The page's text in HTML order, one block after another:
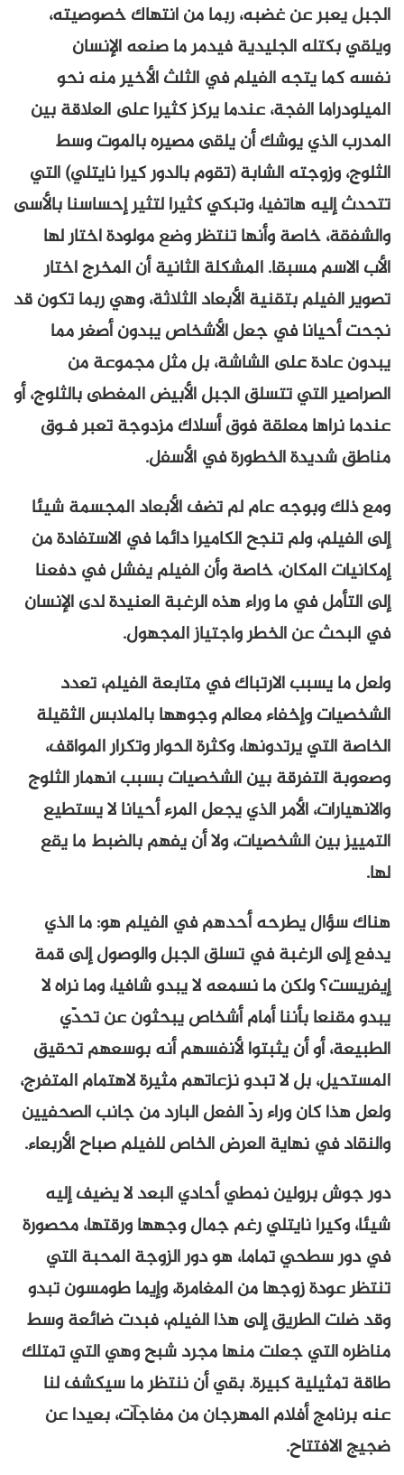
الجبل يعبر عن غضبه، ربما من انتهاك خصوصيته،
ويلقي بكتله الجليدية فيدمر ما صنعه الإنسان
نفسه كما يتجه الفيلم في الثلث الأخير منه نحو
الميلودراما الفجة، عندما يركز كثيرا على العلاقة بين
المدرب الذي يوشك أن يلقى مصيره بالموت وسط
الثلوج، وزوجته الشابة (تقوم بالدور كيرا نايتلي) التي
تتحدث إليه هاتفيا، وتبكي كثيرا لتثير إحساسنا بالأسى
والشفقة، خاصة وأنها تنتظر وضع مولودة اختار لها
الأب الاسم مسبقا. المشكلة الثانية أن المخرج اختار
تصوير الفيلم بتقنية الأبعاد الثلاثة، وهي ربما تكون قد
نجحت أحيانا في جعل الأشخاص يبدون أصغر مما
يبدون عادة على الشاشة، بل مثل مجموعة من
الصراصير التي تتسلق الجبل الأبيض المغطى بالثلوج، أو
عندما نراها معلقة فوق أسلاك مزدوجة تعبر فـوق
مناطق شديدة الخطورة في الأسفل.
ومع ذلك وبوجه عام لم تضف الأبعاد المجسمة شيئا
إلى الفيلم، ولم تنجح الكاميرا دائما في الاستفادة من
إمكانيات المكان، خاصة وأن الفيلم يفشل في دفعنا
إلى التأمل في ما وراء هذه الرغبة العنيدة لدى الإنسان
في البحث عن الخطر واجتياز المجهول.
ولعل ما يسبب الارتباك في متابعة الفيلم، تعدد
الشخصيات وإخفاء معالم وجوهها بالملابس الثقيلة
الخاصة التي يرتدونها، وكثرة الحوار وتكرار المواقف،
وصعوبة التفرقة بين الشخصيات بسبب انهمار الثلوج
والانهيارات، الأمر الذي يجعل المرء أحيانا لا يستطيع
التمييز بين الشخصيات، ولا أن يفهم بالضبط ما يقع
لها.
هناك سؤال يطرحه أحدهم في الفيلم هو: ما الذي
يدفع إلى الرغبة في تسلق الجبل والوصول إلى قمة
إيفريست؟ ولكن ما نسمعه لا يبدو شافيا، وما نراه لا
يبدو مقنعا بأننا أمام أشخاص يبحثون عن تحدّي
الطبيعة، أو أن يثبتوا لأنفسهم أنه بوسعهم تحقيق
المستحيل، بل لا تبدو نزعاتهم مثيرة لاهتمام المتفرج،
ولعل هذا كان وراء ردّ الفعل البارد من جانب الصحفيين
والنقاد في نهاية العرض الخاص للفيلم صباح الأربعاء.
دور جوش برولين نمطي أحادي البعد لا يضيف إليه
شيئا، وكيرا نايتلي رغم جمال وجهها ورقتها، محصورة
في دور سطحي تماما، هو دور الزوجة المحبة التي
تنتظر عودة زوجها من المغامرة، وإيما طومسون تبدو
وقد ضلت الطريق إلى هذا الفيلم، فبدت ضائعة وسط
مناظره التي جعلت منها مجرد شبح وهي التي تمتلك
طاقة تمثيلية كبيرة. بقي أن ننتظر ما سيكشف لنا
عنه برنامج أفلام المهرجان من مفاجآت، بعيدا عن
ضجيج الافتتاح.